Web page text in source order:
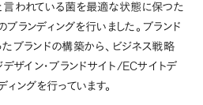
言われている菌を最適な状態に保つた
ブランディングを行いました。 ブランド
たブランドの構築から 、 ビジネス戦略
ザイン・ブランドサイト /ECサイトデ
ィングを行っています。